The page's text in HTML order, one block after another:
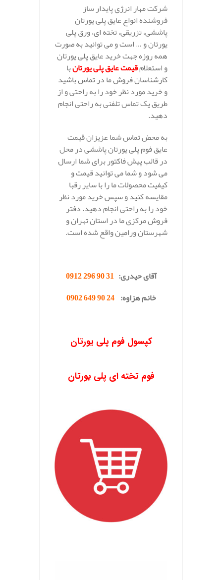
شرکت مهار انرژی پایدار ساز
فروشنده انواع عایق پلی یورتان
پاششی، تزریقی، تخته ای، ورق پلی
یورتان و … است و می توانید به صورت
همه روزه جهت خرید عایق پلی یورتان
و استعلامقیمت عایق پلی یورتانبا
کارشناسان فروش ما در تماس باشید
و خرید مورد نظر خود را به راحتی و از
طریق یک تماس تلفنی به راحتی انجام
دهید.
به محض تماس شما عزیزان قیمت
عایق فوم پلی یورتان پاششی در محل
در قالب پیش فاکتور برای شما ارسال
می شود و شما می توانید قیمت و
کیفیت محصولات ما را با سایر رقبا
مقایسه کنید و سپس خرید مورد نظر
خود را به راحتی انجام دهید. دفتر
فروش مرکزی ما در استان تهران و
شهرستان ورامین واقع شده است.
آقای حیدری: 31 90 296 0912
خانم هزاوه:24 90 649 0902
کپسول فوم پلی یورتان
فوم تخته ای پلی یورتان